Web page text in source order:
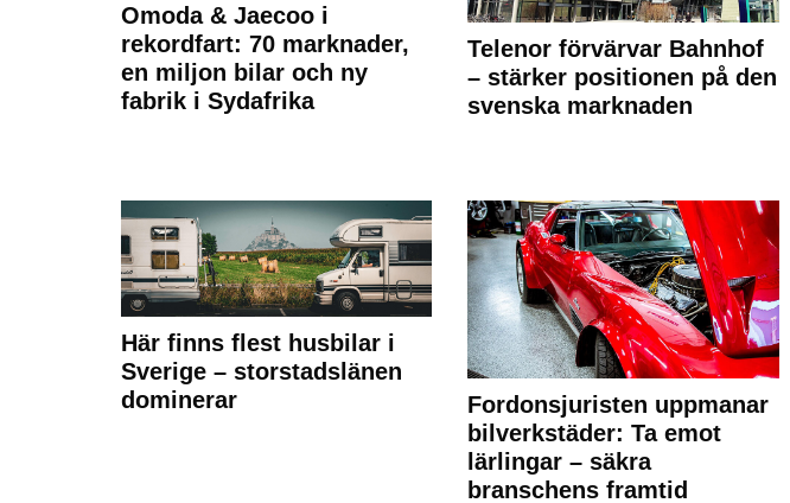
Omoda & Jaecoo i
rekordfart: 70 marknader,
en miljon bilar och ny
fabrik i Sydafrika
Telenor förvärvar Bahnhof
– stärker positionen på den
svenska marknaden
Här finns flest husbilar i
Sverige – storstadslänen
dominerar
Fordonsjuristen uppmanar
bilverkstäder: Ta emot
lärlingar – säkra
branschens framtid